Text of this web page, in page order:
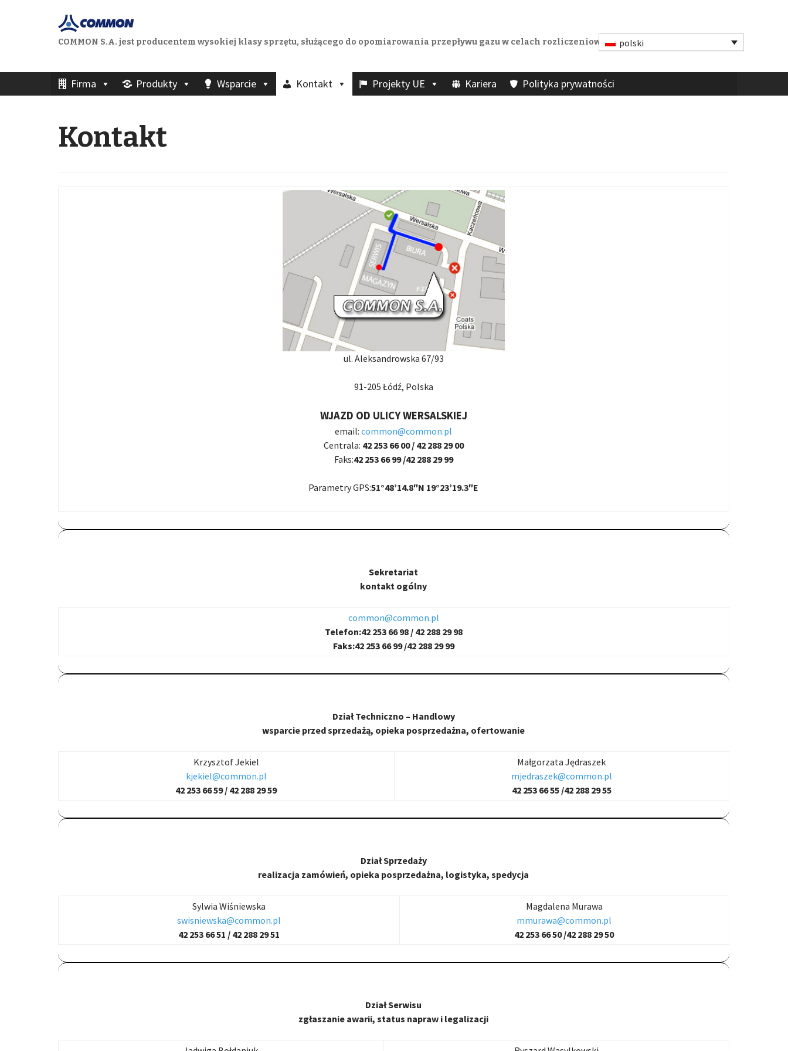
COMMON S.A. jest producentem wysokiej klasy sprzętu, służącego do opomiarowania przepływu gazu w celach rozliczeniowych i technologicznych.
polski
Skip
to
Firma Produkty Wsparcie Kontakt Projekty UE Kariera Polityka prywatności
Kontakt
ul. Aleksandrowska 67/93
91-205 Łódź, Polska
WJAZD OD ULICY WERSALSKIEJ
email:common@common.pl
Centrala: 42 253 66 00 / 42 288 29 00
Faks:42 253 66 99 /42 288 29 99
Parametry GPS:51°48’14.8″N 19°23’19.3″E
Sekretariat
kontakt ogólny
common@common.pl
Telefon:42 253 66 98 / 42 288 29 98
Faks:42 253 66 99 /42 288 29 99
Dział Techniczno – Handlowy
wsparcie przed sprzedażą, opieka posprzedażna, ofertowanie
Krzysztof Jekiel
kjekiel@common.pl
42 253 66 59 / 42 288 29 59
Małgorzata Jędraszek
mjedraszek@common.pl
42 253 66 55 /42 288 29 55
Dział Sprzedaży
realizacja zamówień, opieka posprzedażna, logistyka, spedycja
Sylwia Wiśniewska
swisniewska@common.pl
42 253 66 51 / 42 288 29 51
Magdalena Murawa
mmurawa@common.pl
42 253 66 50 /42 288 29 50
Dział Serwisu
zgłaszanie awarii, status napraw i legalizacji